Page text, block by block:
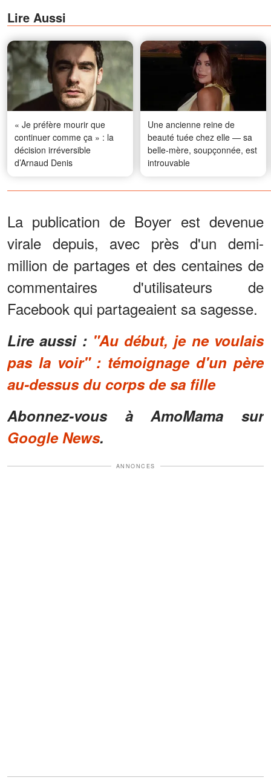
Lire Aussi
« Je préfère mourir que
continuer comme ça » : la
décision irréversible
d’Arnaud Denis
Une ancienne reine de
beauté tuée chez elle — sa
belle-mère, soupçonnée, est
introuvable
La publication de Boyer est devenue
virale depuis, avec près d'un demi-
million de partages et des centaines de
commentaires d'utilisateurs de
Facebook qui partageaient sa sagesse.
Lire aussi : "Au début, je ne voulais
pas la voir" : témoignage d'un père
au-dessus du corps de sa fille
Abonnez-vous à AmoMama sur
Google News.
ANNONCES